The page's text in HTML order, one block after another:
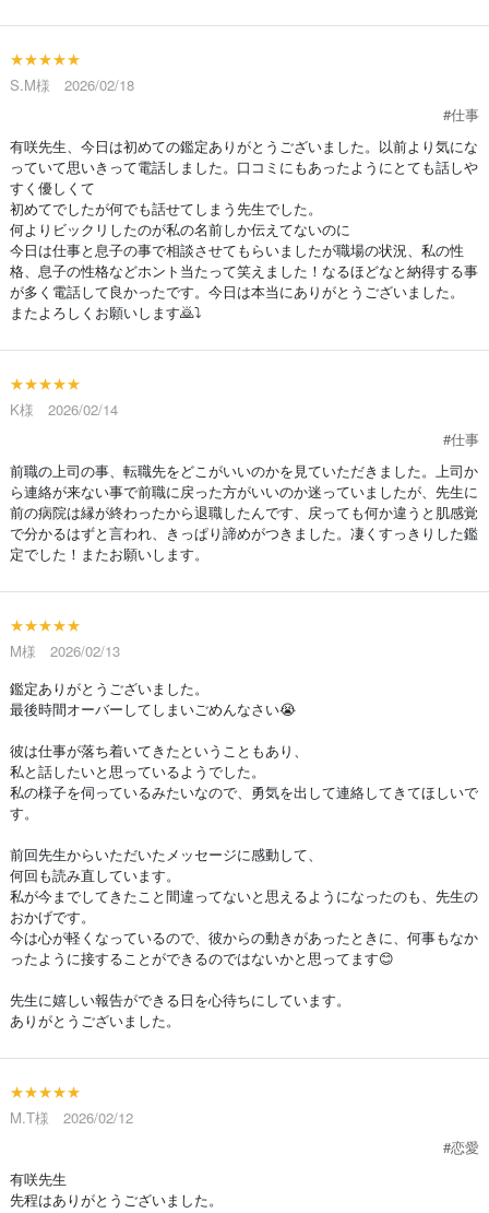
★★★★★
S.M様 2026/02/18
#仕事
有咲先生、今日は初めての鑑定ありがとうございました。以前より気にな
っていて思いきって電話しました。口コミにもあったようにとても話しや
すく優しくて
初めてでしたが何でも話せてしまう先生でした。
何よりビックリしたのが私の名前しか伝えてないのに
今日は仕事と息子の事で相談させてもらいましたが職場の状況、私の性
格、息子の性格などホント当たって笑えました！なるほどなと納得する事
が多く電話して良かったです。今日は本当にありがとうございました。
またよろしくお願いします🙇⤵️
★★★★★
K様 2026/02/14
#仕事
前職の上司の事、転職先をどこがいいのかを見ていただきました。上司か
ら連絡が来ない事で前職に戻った方がいいのか迷っていましたが、先生に
前の病院は縁が終わったから退職したんです、戻っても何か違うと肌感覚
で分かるはずと言われ、きっぱり諦めがつきました。凄くすっきりした鑑
定でした！またお願いします。
★★★★★
M様 2026/02/13
鑑定ありがとうございました。
最後時間オーバーしてしまいごめんなさい😭
彼は仕事が落ち着いてきたということもあり、
私と話したいと思っているようでした。
私の様子を伺っているみたいなので、勇気を出して連絡してきてほしいで
す。
前回先生からいただいたメッセージに感動して、
何回も読み直しています。
私が今までしてきたこと間違ってないと思えるようになったのも、先生の
おかげです。
今は心が軽くなっているので、彼からの動きがあったときに、何事もなか
ったように接することができるのではないかと思ってます😊
先生に嬉しい報告ができる日を心待ちにしています。
ありがとうございました。
★★★★★
M.T様 2026/02/12
#恋愛
有咲先生
先程はありがとうございました。